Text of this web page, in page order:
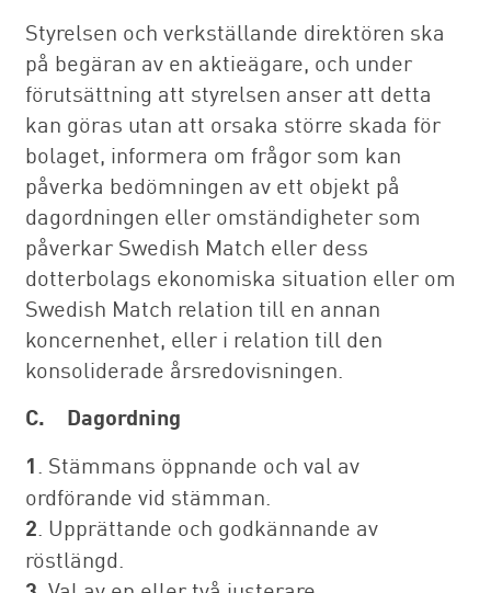
Styrelsen och verkställande direktören ska
på begäran av en aktieägare, och under
förutsättning att styrelsen anser att detta
kan göras utan att orsaka större skada för
bolaget, informera om frågor som kan
påverka bedömningen av ett objekt på
dagordningen eller omständigheter som
påverkar Swedish Match eller dess
dotterbolags ekonomiska situation eller om
Swedish Match relation till en annan
koncernenhet, eller i relation till den
konsoliderade årsredovisningen.
C. Dagordning
1 . Stämmans öppnande och val av
ordförande vid stämman.
2 . Upprättande och godkännande av
röstlängd.